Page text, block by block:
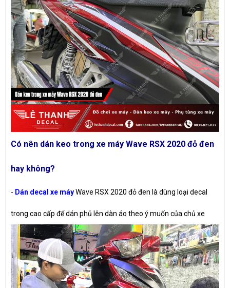
Có nên dán keo trong xe máy Wave RSX 2020 đỏ đen
hay không?
- Dán decal xe máyWave RSX 2020 đỏ đen là dùng loại decal
trong cao cấp để dán phủ lên dàn áo theo ý muốn của chủ xe